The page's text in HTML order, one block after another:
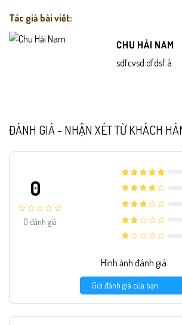
Tác giả bài viết:
CHU HẢI NAM
sdfcvsd dfdsf à
ĐÁNH GIÁ - NHẬN XÉT TỪ KHÁCH
0
0 đánh giá
Hình ảnh đánh giá
Gửi đánh giá của bạn